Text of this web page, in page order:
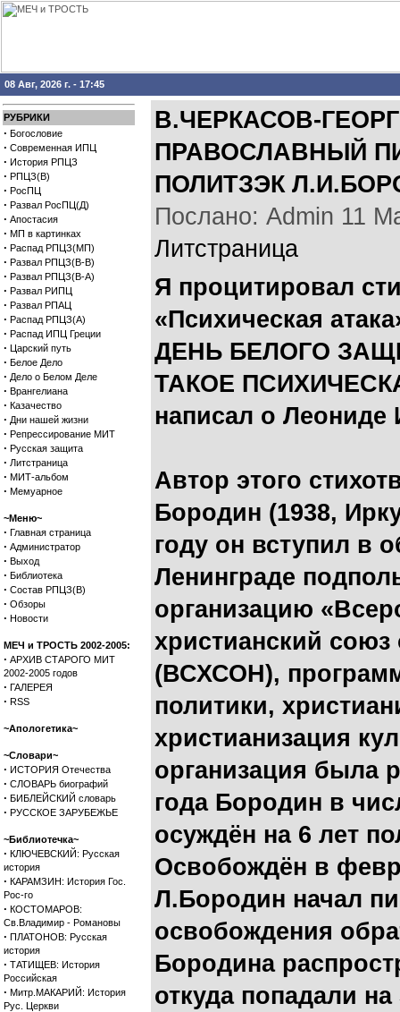
08 Авг, 2026 г. - 17:45
РУБРИКИ
· Богословие
· Современная ИПЦ
· История РПЦЗ
· РПЦЗ(В)
· РосПЦ
· Развал РосПЦ(Д)
· Апостасия
· МП в картинках
· Распад РПЦЗ(МП)
· Развал РПЦЗ(В-В)
· Развал РПЦЗ(В-А)
· Развал РИПЦ
· Развал РПАЦ
· Распад РПЦЗ(А)
· Распад ИПЦ Греции
· Царский путь
· Белое Дело
· Дело о Белом Деле
· Врангелиана
· Казачество
· Дни нашей жизни
· Репрессирование МИТ
· Русская защита
· Литстраница
· МИТ-альбом
· Мемуарное
~Меню~
· Главная страница
· Администратор
· Выход
· Библиотека
· Состав РПЦЗ(В)
· Обзоры
· Новости
МЕЧ и ТРОСТЬ 2002-2005:
· АРХИВ СТАРОГО МИТ
2002-2005 годов
· ГАЛЕРЕЯ
· RSS
~Апологетика~
~Словари~
· ИСТОРИЯ Отечества
· СЛОВАРЬ биографий
· БИБЛЕЙСКИЙ словарь
· РУССКОЕ ЗАРУБЕЖЬЕ
~Библиотечка~
· КЛЮЧЕВСКИЙ: Русская
история
· КАРАМЗИН: История Гос.
Рос-го
· КОСТОМАРОВ:
Св.Владимир - Романовы
· ПЛАТОНОВ: Русская
история
· ТАТИЩЕВ: История
Российская
· Митр.МАКАРИЙ: История
Рус. Церкви
В.ЧЕРКАСОВ-
ПРАВОСЛАВНЫЙ
ПОЛИТЗЭК
Послано: Admin 11
Литстраница
Я процитировал
«Психическая
ДЕНЬ БЕЛОГО
ТАКОЕ
написал о Леониде
Автор этого
Бородин (1938,
году он вступил в
Ленинграде
организацию
христианский
(ВСХСОН),
политики,
христианизация
организация была
года Бородин в
осуждён на 6 лет
Освобождён в
Л.Бородин начал
освобождения
Бородина
откуда попадали